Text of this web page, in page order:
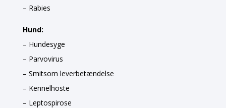
– Rabies
Hund:
– Hundesyge
– Parvovirus
– Smitsom leverbetændelse
– Kennelhoste
– Leptospirose